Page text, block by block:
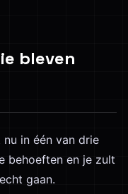
bleven
in één van drie
behoeften en je zult
gaan.